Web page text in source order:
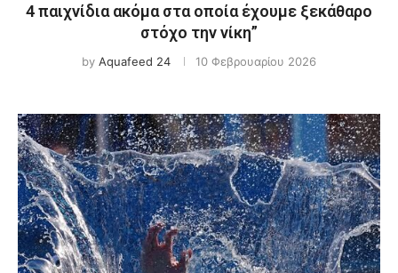
4 παιχνίδια ακόμα στα οποία έχουμε ξεκάθαρο
στόχο την νίκη”
by Aquafeed 24 10 Φεβρουαρίου 2026